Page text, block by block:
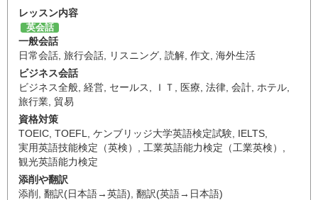
レッスン内容
英会話
一般会話
日常会話 旅行会話 リスニング 読解 作文 海外生活
ビジネス会話
ビジネス全般 経営 セールス ＩＴ 医療 法律 会計 ホテル
旅行業 貿易
資格対策
TOEIC TOEFL ケンブリッジ大学英語検定試験 IELTS
実用英語技能検定（英検）
工業英語能力検定（工業英検）
観光英語能力検定
添削や翻訳
添削
翻訳(日本語→英語) 翻訳(英語→日本語)